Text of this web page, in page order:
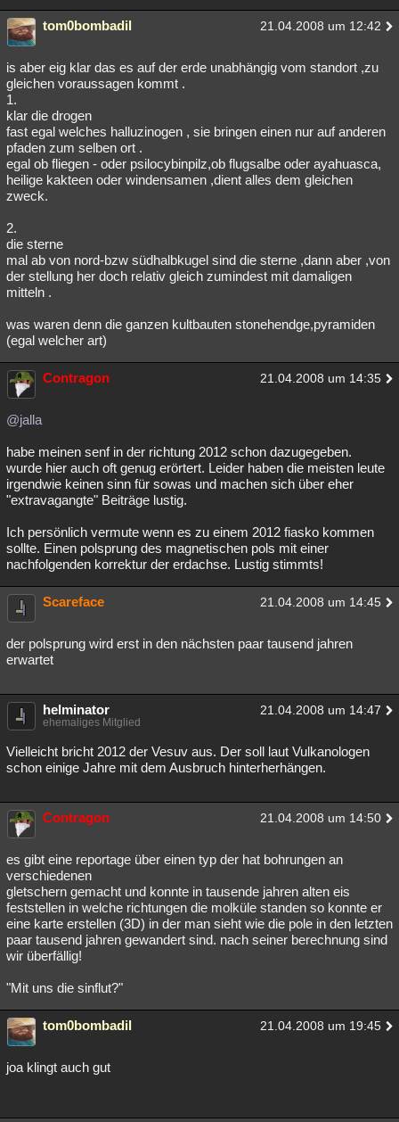
tom0bombadil 21.04.2008 um 12:42
is aber eig klar das es auf der erde unabhängig vom standort ,zu
gleichen voraussagen kommt .
1.
klar die drogen
fast egal welches halluzinogen , sie bringen einen nur auf anderen
pfaden zum selben ort .
egal ob fliegen - oder psilocybinpilz,ob flugsalbe oder ayahuasca,
heilige kakteen oder windensamen ,dient alles dem gleichen
zweck.
2.
die sterne
mal ab von nord-bzw südhalbkugel sind die sterne ,dann aber ,von
der stellung her doch relativ gleich zumindest mit damaligen
mitteln .
was waren denn die ganzen kultbauten stonehendge,pyramiden
(egal welcher art)
Contragon 21.04.2008 um 14:35
@jalla
habe meinen senf in der richtung 2012 schon dazugegeben.
wurde hier auch oft genug erörtert. Leider haben die meisten leute
irgendwie keinen sinn für sowas und machen sich über eher
"extravagangte" Beiträge lustig.
Ich persönlich vermute wenn es zu einem 2012 fiasko kommen
sollte. Einen polsprung des magnetischen pols mit einer
nachfolgenden korrektur der erdachse. Lustig stimmts!
Scareface 21.04.2008 um 14:45
der polsprung wird erst in den nächsten paar tausend jahren
erwartet
helminator 21.04.2008 um 14:47
ehemaliges Mitglied
Vielleicht bricht 2012 der Vesuv aus. Der soll laut Vulkanologen
schon einige Jahre mit dem Ausbruch hinterherhängen.
Contragon 21.04.2008 um 14:50
es gibt eine reportage über einen typ der hat bohrungen an
verschiedenen
gletschern gemacht und konnte in tausende jahren alten eis
feststellen in welche richtungen die molküle standen so konnte er
eine karte erstellen (3D) in der man sieht wie die pole in den letzten
paar tausend jahren gewandert sind. nach seiner berechnung sind
wir überfällig!
"Mit uns die sinflut?"
tom0bombadil 21.04.2008 um 19:45
joa klingt auch gut